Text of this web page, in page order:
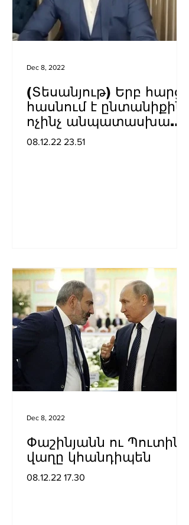
(Տեսանյութ) Երբ հարցը
հասնում է ընտանիքին՝
ոչինչ անպատասխան
չի մնում… Տիգրան
08.12.22 23.51
Dec 8, 2022
Փաշինյանն ու Պուտինը
վաղը կհանդիպեն
08.12.22 17.30
Dec 8, 2022